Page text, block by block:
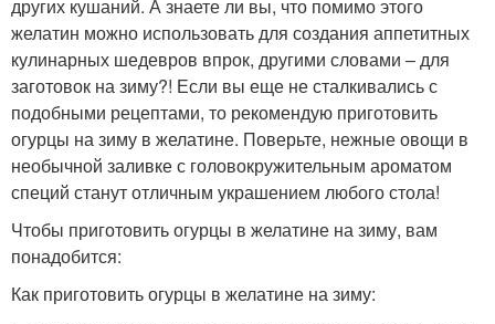
других кушаний. А знаете ли вы, что помимо этого
желатин можно использовать для создания аппетитных
кулинарных шедевров впрок, другими словами – для
заготовок на зиму?! Если вы еще не сталкивались с
подобными рецептами, то рекомендую приготовить
огурцы на зиму в желатине. Поверьте, нежные овощи в
необычной заливке с головокружительным ароматом
специй станут отличным украшением любого стола!
Чтобы приготовить огурцы в желатине на зиму, вам
понадобится:
Как приготовить огурцы в желатине на зиму: